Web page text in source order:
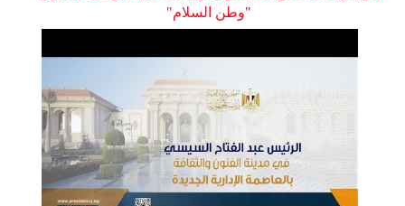
"وطن السلام"